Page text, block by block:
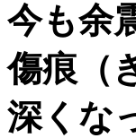
今も余
傷痕（
深くな